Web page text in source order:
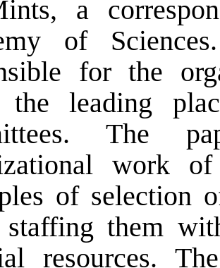
a
of
for the
the leading
The
work
of selection
them
resources.